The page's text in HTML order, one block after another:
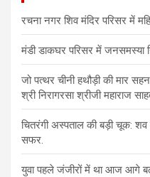
रचना नगर शिव मंदिर परिसर में
मंडी डाकघर परिसर में जनसमस्या
जो पत्थर चीनी हथौड़ी की मार
श्री निरागरसा श्रीजी महाराज
चितरंगी अस्पताल की बड़ी चूक:
सफर.
युवा पहले जंजीरों में था आज आगे बढ़